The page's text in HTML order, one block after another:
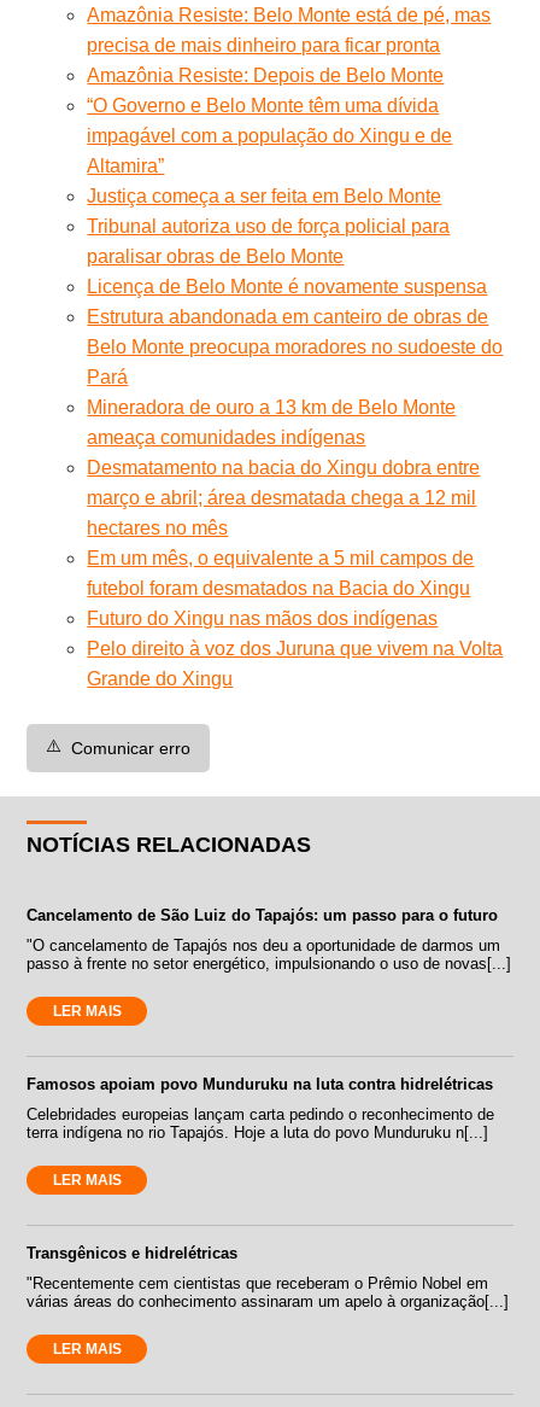
Amazônia Resiste: Belo Monte está de pé, mas
precisa de mais dinheiro para ficar pronta
Amazônia Resiste: Depois de Belo Monte
“O Governo e Belo Monte têm uma dívida
impagável com a população do Xingu e de
Altamira”
Justiça começa a ser feita em Belo Monte
Tribunal autoriza uso de força policial para
paralisar obras de Belo Monte
Licença de Belo Monte é novamente suspensa
Estrutura abandonada em canteiro de obras de
Belo Monte preocupa moradores no sudoeste do
Pará
Mineradora de ouro a 13 km de Belo Monte
ameaça comunidades indígenas
Desmatamento na bacia do Xingu dobra entre
março e abril; área desmatada chega a 12 mil
hectares no mês
Em um mês, o equivalente a 5 mil campos de
futebol foram desmatados na Bacia do Xingu
Futuro do Xingu nas mãos dos indígenas
Pelo direito à voz dos Juruna que vivem na Volta
Grande do Xingu
⚠️ Comunicar erro
NOTÍCIAS RELACIONADAS
Cancelamento de São Luiz do Tapajós: um passo para o futuro
"O cancelamento de Tapajós nos deu a oportunidade de darmos um
passo à frente no setor energético, impulsionando o uso de novas[...]
LER MAIS
Famosos apoiam povo Munduruku na luta contra hidrelétricas
Celebridades europeias lançam carta pedindo o reconhecimento de
terra indígena no rio Tapajós. Hoje a luta do povo Munduruku n[...]
LER MAIS
Transgênicos e hidrelétricas
"Recentemente cem cientistas que receberam o Prêmio Nobel em
várias áreas do conhecimento assinaram um apelo à organização[...]
LER MAIS